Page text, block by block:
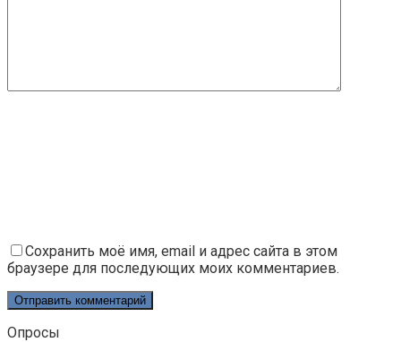
Сохранить моё имя, email и адрес сайта в этом
браузере для последующих моих комментариев.
Опросы